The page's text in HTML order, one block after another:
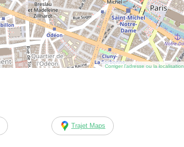
Corriger l’adresse ou la localisation
Trajet Maps